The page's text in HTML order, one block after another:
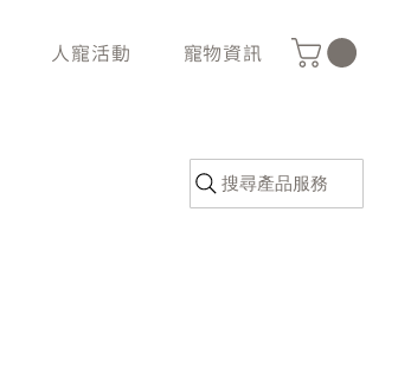
人寵活動 寵物資訊
搜尋產品服務